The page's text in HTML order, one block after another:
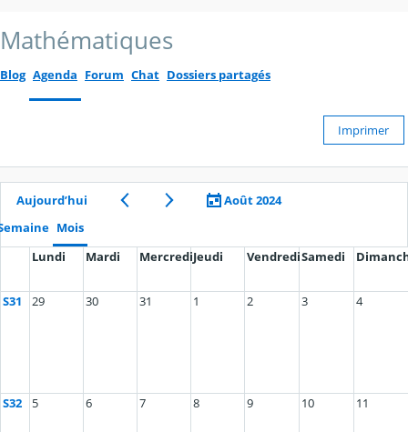
Mathématiques
Blog Agenda Forum Chat Dossiers partagés
Imprimer
Aujourd’hui
Août 2024
Mois
Lundi
Mardi MercrediJeudi VendrediSamedi
S31 29 30 31 1 2 3 4
S32 5 6 7 8 9 10 11